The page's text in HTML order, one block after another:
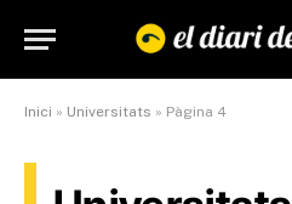
Inici » Universitats » Pàgina 4